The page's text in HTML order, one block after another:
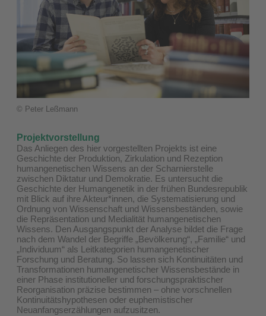
© Peter Leßmann
Projektvorstellung
Das Anliegen des hier vorgestellten Projekts ist eine
Geschichte der Produktion, Zirkulation und Rezeption
humangenetischen Wissens an der Scharnierstelle
zwischen Diktatur und Demokratie. Es untersucht die
Geschichte der Humangenetik in der frühen Bundesrepublik
mit Blick auf ihre Akteur*innen, die Systematisierung und
Ordnung von Wissenschaft und Wissensbeständen, sowie
die Repräsentation und Medialität humangenetischen
Wissens. Den Ausgangspunkt der Analyse bildet die Frage
nach dem Wandel der Begriffe „Bevölkerung“, „Familie“ und
„Individuum“ als Leitkategorien humangenetischer
Forschung und Beratung. So lassen sich Kontinuitäten und
Transformationen humangenetischer Wissensbestände in
einer Phase institutioneller und forschungspraktischer
Reorganisation präzise bestimmen – ohne vorschnellen
Kontinuitätshypothesen oder euphemistischer
Neuanfangserzählungen aufzusitzen.